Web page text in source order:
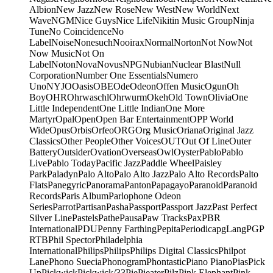
AlbionNew JazzNew RoseNew WestNew WorldNext
WaveNGMNice GuysNice LifeNikitin Music GroupNinja
TuneNo CoincidenceNo
LabelNoiseNonesuchNooiraxNormalNortonNot NowNot
Now MusicNot On
LabelNotonNovaNovusNPGNubianNuclear BlastNull
CorporationNumber One EssentialsNumero
UnoNYJOOasisOBEOdeOdeonOffen MusicOgunOh
BoyOHROhrwaschlOhrwurmOkehOld TownOliviaOne
Little IndependentOne Little IndianOne More
MartyrOpalOpenOpen Bar EntertainmentOPP World
WideOpusOrbisOrfeoORGOrg MusicOrianaOriginal Jazz
ClassicsOther PeopleOther VoicesOUTOut Of LineOuter
BatteryOutsiderOvationOverseasOwlOysterPabloPablo
LivePablo TodayPacific JazzPaddle WheelPaisley
ParkPaladynPalo AltoPalo Alto JazzPalo Alto RecordsPalto
FlatsPanegyricPanoramaPantonPapagayoParanoidParanoid
RecordsParis AlbumParlophone Odeon
SeriesParrotPartisanPashaPassportPassport JazzPast Perfect
Silver LinePastelsPathePausaPaw TracksPaxPBR
InternationalPDUPenny FarthingPepitaPeriodicapgLangPGP
RTBPhil SpectorPhiladelphia
InternationalPhilipsPhilipsPhilips Digital ClassicsPhilpot
LanePhono SueciaPhonogramPhontasticPiano PianoPiasPick